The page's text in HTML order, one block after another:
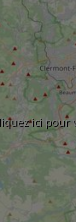
ici pour